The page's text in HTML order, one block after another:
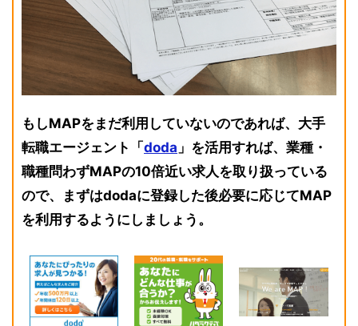
もしMAPをまだ利用していないのであれば、大手
転職エージェント「doda 」を活用すれば、業種・
職種問わずMAPの10倍近い求人を取り扱っている
ので、まずはdodaに登録した後必要に応じてMAP
を利用するようにしましょう。